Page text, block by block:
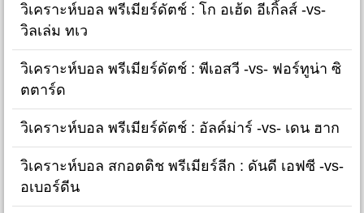
วิเคราะห์บอล พรีเมียร์ดัตช์ : โก อเฮ้ด อีเกิ้ลส์ -vs-
วิลเล่ม ทเว
วิเคราะห์บอล พรีเมียร์ดัตช์ : พีเอสวี -vs- ฟอร์ทูน่า ซิ
ตตาร์ด
วิเคราะห์บอล พรีเมียร์ดัตช์ : อัลค์ม่าร์ -vs- เดน ฮาก
วิเคราะห์บอล สกอตติช พรีเมียร์ลีก : ดันดี เอฟซี -vs-
อเบอร์ดีน